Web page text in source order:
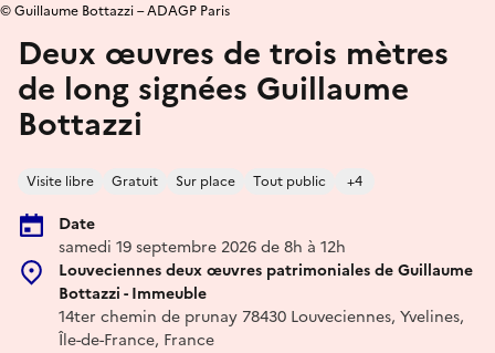
Deux œuvres de trois mètres
de long signées Guillaume
Bottazzi
Visite libre Gratuit Sur place Tout public +4
Date
samedi 19 septembre 2026 de 8h à 12h
Louveciennes deux œuvres patrimoniales de Guillaume
Bottazzi - Immeuble
14ter chemin de prunay 78430 Louveciennes, Yvelines,
Île-de-France, France
© Guillaume Bottazzi – ADAGP Paris